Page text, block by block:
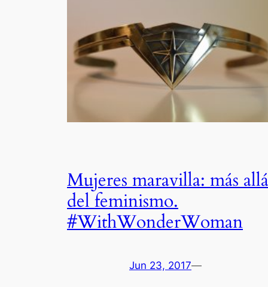
Mujeres maravilla: más allá
del feminismo.
#WithWonderWoman
Jun 23, 2017—